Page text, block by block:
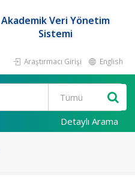
Akademik Veri Yönetim
Sistemi
Araştırmacı Girişi English
Detaylı Arama